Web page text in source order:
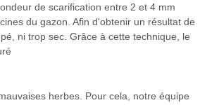
de scarification entre 2 et 4 mm
du gazon. Afin d'obtenir un résultat de
ni trop sec. Grâce à cette technique, le
herbes. Pour cela, notre équipe